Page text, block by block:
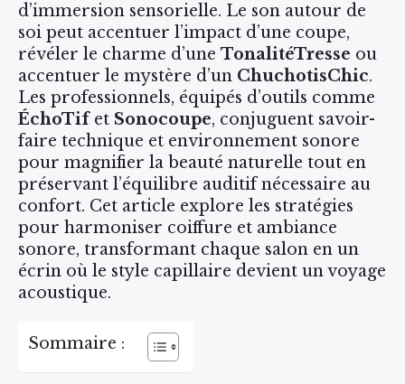
d’immersion sensorielle. Le son autour de
soi peut accentuer l’impact d’une coupe,
révéler le charme d’une TonalitéTresse ou
accentuer le mystère d’un ChuchotisChic.
Les professionnels, équipés d’outils comme
ÉchoTifet Sonocoupe, conjuguent savoir-
faire technique et environnement sonore
pour magnifier la beauté naturelle tout en
préservant l’équilibre auditif nécessaire au
confort. Cet article explore les stratégies
pour harmoniser coiffure et ambiance
sonore, transformant chaque salon en un
écrin où le style capillaire devient un voyage
acoustique.
Sommaire :